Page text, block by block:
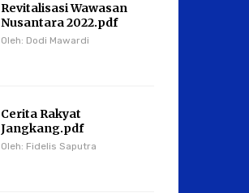
Revitalisasi Wawasan
Nusantara 2022.pdf
Oleh: Dodi Mawardi
Cerita Rakyat
Jangkang.pdf
Oleh: Fidelis Saputra